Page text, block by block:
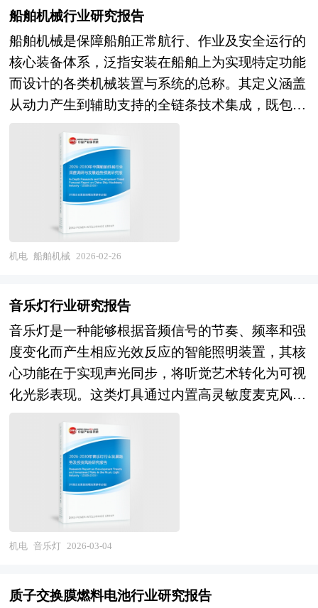
备，保障货物安全储存的货舱温湿度调节装置，以
及处理船舶污水的环保处理系统等。 从技术特性
看，船舶机械具有高度集成化与专业化的特点。其
设计需综合考虑船舶航行环境（如海洋腐蚀、振动
冲击、空间限制等）的特殊性，采用耐腐蚀材料、
防松脱结构及紧凑型布局，同时满足国际海事组织
（IMO）制定的能效、排放等环保标准。在功能层
面，船舶机械通过多系统协同实现船舶动力输出、
电力供应、流体传输（如燃油、淡水、压载水）、
货物装卸等核心功能，并配备冗余设计以提升可靠
性。 此外，现代船舶机械正加速向智能化、自动
化方向发展，集成状态监测、故障诊断与远程控制
周期管理，优化运行效率并降低维护成本。作为船
舶工业的技术载体，船舶机械的研发水平直接反映
国家海洋装备制造能力，其可靠性、经济性与环保
性能是衡量船舶综合竞争力的关键指标，在航运、
科考、国防等领域具有不可替代的战略价值。 本
量周密的市场调研基础上，主要依据了国家统计
局、国家商务部、国家发改委、国家经济信息中
心、国务院发展研究中心、国家海关总署、全国商
业信息中心、中国经济景气监测中心、中国行业研
究网、国内外相关报刊杂志的基础信息、船舶机械
行业研究单位等公布和提供的大量资料以及对行业
赢利水平、发展趋势等进行了分析。报告重点分析
船舶机械行业研究报告
船舶机械是保障船舶正常航行、作业及安全运行的
核心装备体系，泛指安装在船舶上为实现特定功能
而设计的各类机械装置与系统的总称。其定义涵盖
从动力产生到辅助支持的全链条技术集成，既包括
轮机、燃气轮机等原动机及其配套传动装置，也包
含为全船提供能源的发电与配电系统，以及实现船
舶操纵控制的转向、推进器调节等执行机构。作为
船舶功能实现的基础，船舶机械还涉及辅助系统领
域，涵盖维持船员生活环境的通风、空调与制冷设
备，保障货物安全储存的货舱温湿度调节装置，以
看，船舶机械具有高度集成化与专业化的特点。其
冲击、空间限制等）的特殊性，采用耐腐蚀材料、
防松脱结构及紧凑型布局，同时满足国际海事组织
（IMO）制定的能效、排放等环保标准。在功能层
面，船舶机械通过多系统协同实现船舶动力输出、
电力供应、流体传输（如燃油、淡水、压载水）、
货物装卸等核心功能，并配备冗余设计以提升可靠
性。 此外，现代船舶机械正加速向智能化、自动
化方向发展，集成状态监测、故障诊断与远程控制
技术，通过传感器网络与数据分析平台实现全生命
周期管理，优化运行效率并降低维护成本。作为船
舶工业的技术载体，船舶机械的研发水平直接反映
性能是衡量船舶综合竞争力的关键指标，在航运、
机电 船舶机械 2026-02-26
音乐灯行业研究报告
音乐灯是一种能够根据音频信号的节奏、频率和强
度变化而产生相应光效反应的智能照明装置，其核
心功能在于实现声光同步，将听觉艺术转化为可视
化光影表现。这类灯具通过内置高灵敏度麦克风或
片对音频频谱进行解析，识别低频鼓点、中频人声
与高频旋律等不同频段特征，并据此驱动LED光源
系统动态调节灯光的颜色、亮度、闪烁频率及流动
方向，使光线随音乐节拍精准律动。音乐灯的技术
原理源于音频照明控制领域，融合了声学传感、数
字信号处理与RGB多色LED显示技术，具备毫秒级
音可视”的沉浸式感官体验。 音乐灯研究报告对音
机电 音乐灯 2026-03-04
质子交换膜燃料电池行业研究报告